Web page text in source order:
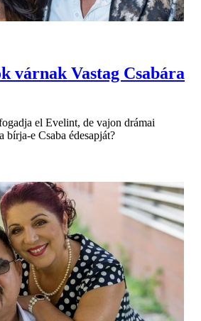
várnak Vastag Csabára
el Evelint, de vajon drámai
bírja-e Csaba édesapját?